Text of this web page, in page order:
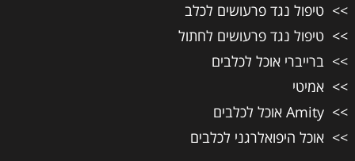
טיפול נגד פרעושים לכלב
טיפול נגד פרעושים לחתול
ברייברי אוכל לכלבים
אמיטי
Amity אוכל לכלבים
אוכל היפואלרגני לכלבים